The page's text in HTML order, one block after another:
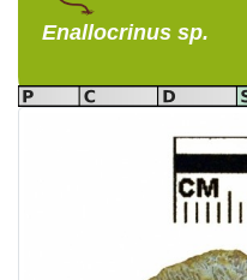
Enallocrinus sp.